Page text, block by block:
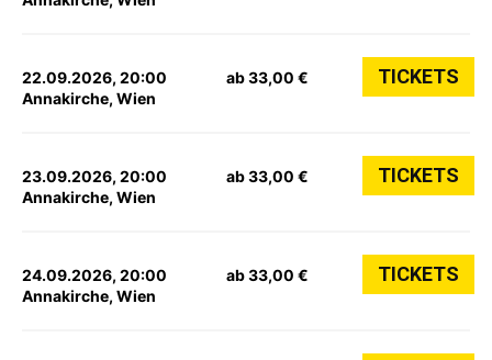
22.09.2026, 20:00
Annakirche, Wien
ab 33,00 € TICKETS
23.09.2026, 20:00
Annakirche, Wien
ab 33,00 € TICKETS
24.09.2026, 20:00
Annakirche, Wien
ab 33,00 € TICKETS